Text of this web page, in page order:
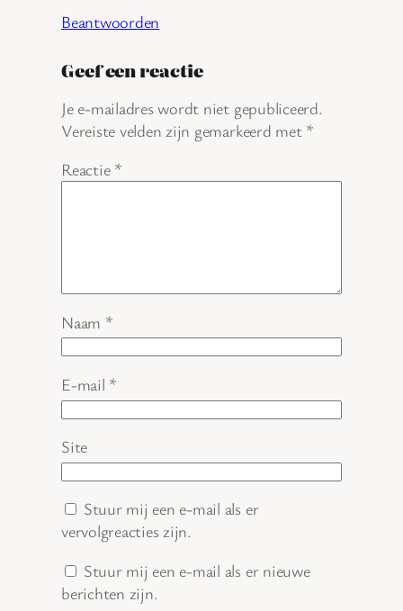
Beantwoorden
Geef een reactie
Je e-mailadres wordt niet gepubliceerd.
Vereiste velden zijn gemarkeerd met *
Reactie *
Naam *
E-mail *
Site
Stuur mij een e-mail als er
vervolgreacties zijn.
Stuur mij een e-mail als er nieuwe
berichten zijn.